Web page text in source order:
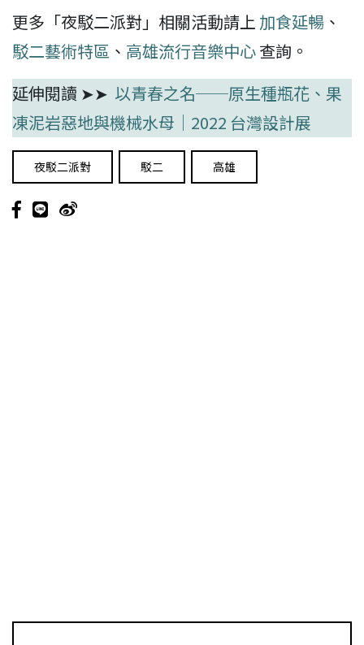
更多「夜駁二派對」相關活動請上 加食延暢 、
駁二藝術特區 、 高雄流行音樂中心查詢。
延伸閱讀 ➤➤ 以青春之名──原生種瓶花、果
凍泥岩惡地與機械水母｜2022 台灣設計展
夜駁二派對 駁二 高雄